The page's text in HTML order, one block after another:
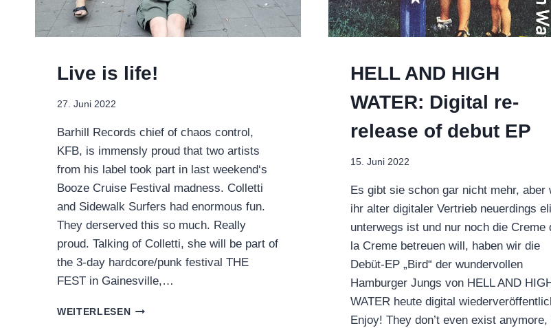
Live is life!
27. Juni 2022
Barhill Records chief of chaos control,
KFB, is immensly proud that two artists
from his label took part in last weekend‘s
Booze Cruise Festival madness. Colletti
and Sidewalk Surfers had enormous fun.
They derserved this so much. Really
proud. Talking of Colletti, she will be part of
the 3-day hardcore/punk festival THE
FEST in Gainesville,…
WEITERLESENLIVE
HELL AND HIGH
WATER: Digital re-
release of debut EP
15. Juni 2022
Es gibt sie schon gar nicht mehr, aber
ihr alter digitaler Vertrieb neuerdings
unterwegs ist und nur noch die Creme
la Creme betreuen will, haben wir die
Debüt-EP „Bird“ der wundervollen
Hamburger Jungs von HELL AND
WATER heute digital
Enjoy! They don’t even exist anymore,